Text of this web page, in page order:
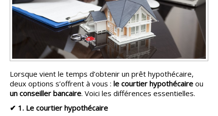
▼
ENTREPRENEURS▼
ESPACE COURTIER
Lorsque vient le temps d’obtenir un prêt hypothécaire,
deux options s’offrent à vous : le courtier hypothécaire ou
un conseiller bancaire. Voici les différences essentielles.
✔ 1. Le courtier hypothécaire